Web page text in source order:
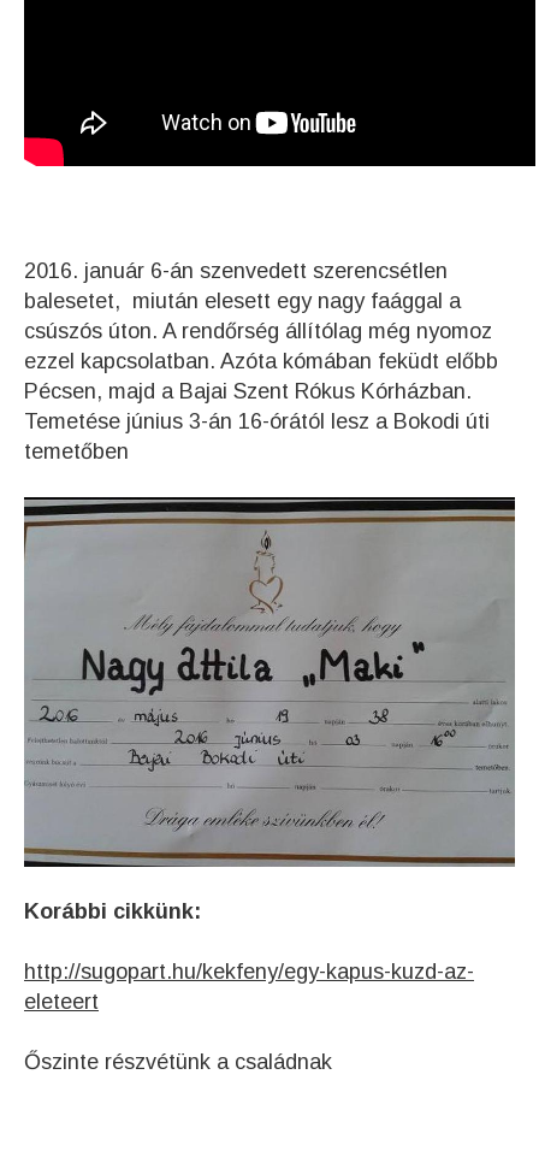
2016. január 6-án szenvedett szerencsétlen
balesetet, miután elesett egy nagy faággal a
csúszós úton. A rendőrség állítólag még nyomoz
ezzel kapcsolatban. Azóta kómában feküdt előbb
Pécsen, majd a Bajai Szent Rókus Kórházban.
Temetése június 3-án 16-órától lesz a Bokodi úti
temetőben
Korábbi cikkünk:
http://sugopart.hu/kekfeny/egy-kapus-kuzd-az-
eleteert
Őszinte részvétünk a családnak